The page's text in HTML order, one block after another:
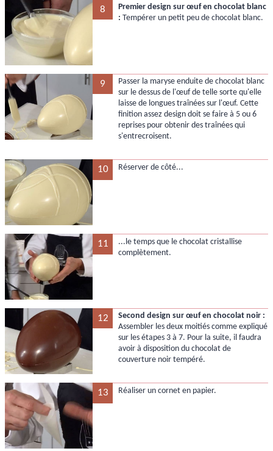
8
Premier design sur œuf en chocolat blanc
: Tempérer un petit peu de chocolat blanc.
9
Passer la maryse enduite de chocolat blanc
sur le dessus de l'œuf de telle sorte qu'elle
laisse de longues traînées sur l'œuf. Cette
finition assez design doit se faire à 5 ou 6
reprises pour obtenir des traînées qui
s'entrecroisent.
10 Réserver de côté...
11
...le temps que le chocolat cristallise
complètement.
12
Second design sur œuf en chocolat noir :
Assembler les deux moitiés comme expliqué
sur les étapes 3 à 7. Pour la suite, il faudra
avoir à disposition du chocolat de
couverture noir tempéré.
13 Réaliser un cornet en papier.